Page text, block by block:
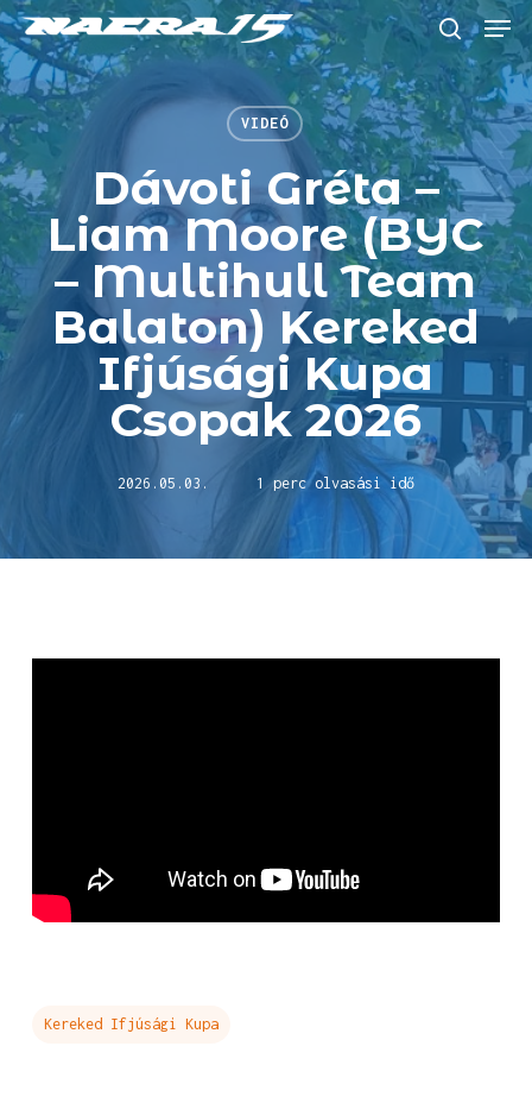
Skip
to
main
content
keresés
Menu
VIDEÓ
Dávoti Gréta –
Liam Moore (BYC
– Multihull Team
Balaton) Kereked
Ifjúsági Kupa
Csopak 2026
2026.05.03. 1 perc olvasási idő
Kereked Ifjúsági Kupa